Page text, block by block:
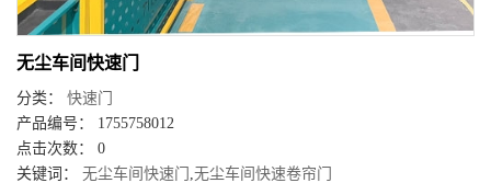
无尘车间快速门
分类： 快速门
产品编号： 1755758012
点击次数： 0
关键词： 无尘车间快速门 无尘车间快速卷帘门